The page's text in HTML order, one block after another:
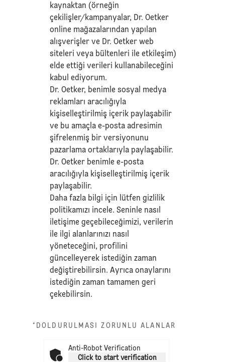
kaynaktan (örneğin
çekilişler/kampanyalar, Dr. Oetker
online mağazalarından yapılan
alışverişler ve Dr. Oetker web
siteleri veya bültenleri ile etkileşim)
elde ettiği verileri kullanabileceğini
kabul ediyorum.
Dr. Oetker, benimle sosyal medya
reklamları aracılığıyla
kişiselleştirilmiş içerik paylaşabilir
ve bu amaçla e-posta adresimin
şifrelenmiş bir versiyonunu
pazarlama ortaklarıyla paylaşabilir.
Dr. Oetker benimle e-posta
aracılığıyla kişiselleştirilmiş içerik
paylaşabilir.
Daha fazla bilgi için lütfengizlilik
politikamızı incele. Seninle nasıl
iletişime geçebileceğimizi, verilerin
ile ilgi alanlarınızı nasıl
yöneteceğini, profilini
güncelleyerek istediğin zaman
değiştirebilirsin. Ayrıca onaylarını
istediğin zaman tamamen geri
çekebilirsin.
*DOLDURULMASI ZORUNLU ALANLAR
Anti-Robot Verification
Click to start verification